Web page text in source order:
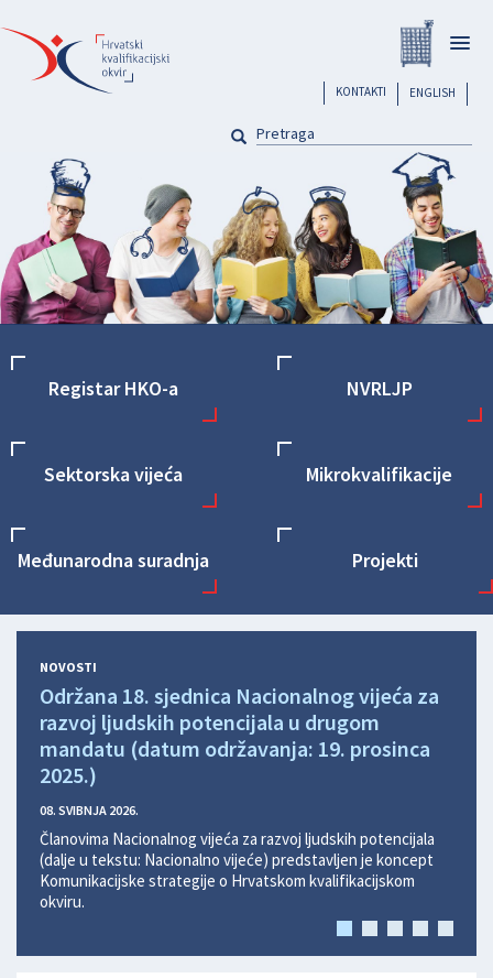
na
glavni
sadržaj
ENGLISH
header
KONTAKTI
PRETRAGA
FrontRegistar HKO-a NVRLJP
Sektorska vijeća Mikrokvalifikacije
Međunarodna suradnja Projekti
NOVOSTI
Održana 18. sjednica Nacionalnog vijeća za
razvoj ljudskih potencijala u drugom
mandatu (datum održavanja: 19. prosinca
2025.)
08. SVIBNJA 2026.
Članovima Nacionalnog vijeća za razvoj ljudskih potencijala
(dalje u tekstu: Nacionalno vijeće) predstavljen je koncept
Komunikacijske strategije o Hrvatskom kvalifikacijskom
okviru.